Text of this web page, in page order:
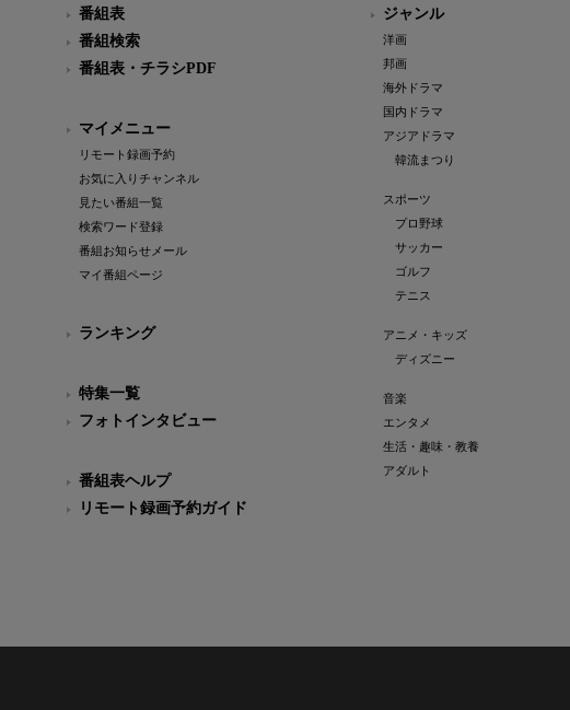
番組表
番組検索
番組表・チラシPDF
マイメニュー
リモート録画予約
お気に入りチャンネル
見たい番組一覧
検索ワード登録
番組お知らせメール
マイ番組ページ
ランキング
特集一覧
フォトインタビュー
番組表ヘルプ
リモート録画予約ガイド
ジャンル
洋画
邦画
海外ドラマ
国内ドラマ
アジアドラマ
韓流まつり
スポーツ
プロ野球
サッカー
ゴルフ
テニス
アニメ・キッズ
ディズニー
音楽
エンタメ
生活・趣味・教養
アダルト